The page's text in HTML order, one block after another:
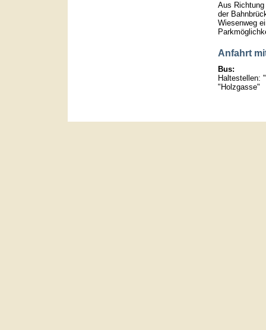
Aus
der
Wiesenweg
Anfahrt
Bus:
Haltestellen:
"Holzgasse"